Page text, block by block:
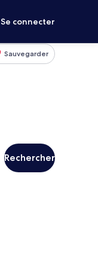
Se connecter
Sauvegarder
Rechercher